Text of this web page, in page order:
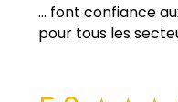
... font confiance
pour tous les